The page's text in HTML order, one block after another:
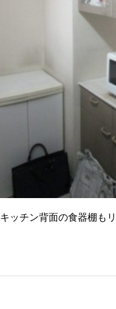
キッチン背面の食器棚も